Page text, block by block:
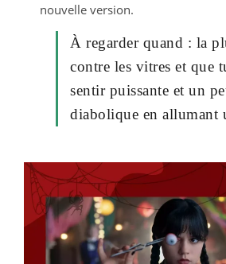
nouvelle version.
À regarder quand : la
contre les vitres et que
sentir puissante et un
diabolique en allumant